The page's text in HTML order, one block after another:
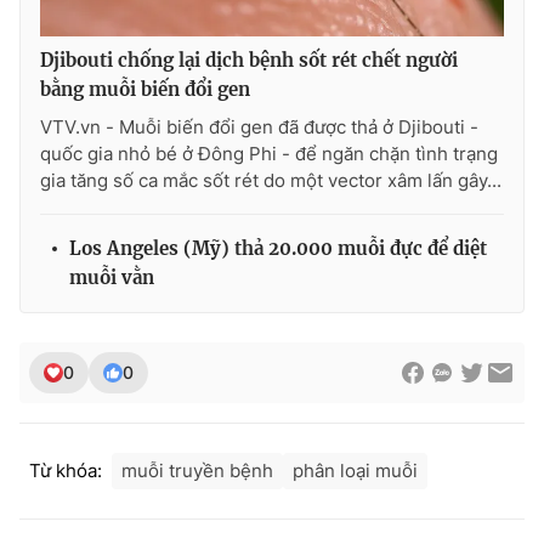
THỜI BÁO VTV
Giấy phép hoạt động báo in và báo điện tử số 483/GP-BTTTT
Phó Tổng Biên tập:Nguyễn Thị Mỹ Hạnh, Phạm Quốc Thắng,
Djibouti chống lại dịch bệnh sốt rét chết người
bằng muỗi biến đổi gen
VTV.vn - Muỗi biến đổi gen đã được thả ở Djibouti -
quốc gia nhỏ bé ở Đông Phi - để ngăn chặn tình trạng
gia tăng số ca mắc sốt rét do một vector xâm lấn gây...
Los Angeles (Mỹ) thả 20.000 muỗi đực để diệt
muỗi vằn
0 0
Từ khóa: muỗi truyền bệnh phân loại muỗi